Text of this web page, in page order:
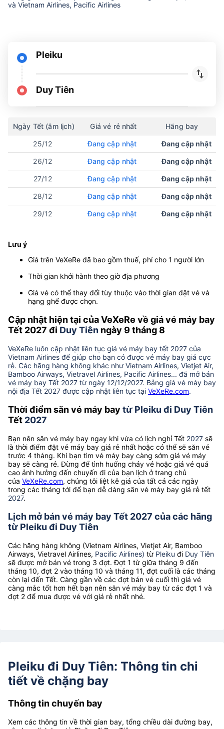
và Vietnam Airlines, Pacific Airlines
Pleiku
Duy Tiên
Ngày Tết (âm lịch) Giá vé rẻ nhất Hãng bay
25/12 Đang cập nhật Đang cập nhật
26/12 Đang cập nhật Đang cập nhật
27/12 Đang cập nhật Đang cập nhật
28/12 Đang cập nhật Đang cập nhật
29/12 Đang cập nhật Đang cập nhật
Lưu ý
Giá trên VeXeRe đã bao gồm thuế, phí cho 1 người lớn
Thời gian khởi hành theo giờ địa phương
Giá vé có thể thay đổi tùy thuộc vào thời gian đặt vé và
hạng ghế được chọn.
Cập nhật hiện tại của VeXeRe về giá vé máy bay
Tết 2027 đi Duy Tiên ngày 9 tháng 8
VeXeRe luôn cập nhật liên tục giá vé máy bay tết 2027 của
Vietnam Airlines để giúp cho bạn có được vé máy bay giá cực
rẻ. Các hãng hàng không khác như Vietnam Airlines, Vietjet Air,
Bamboo Airways, Vietravel Airlines, Pacific Airlines... đã mở bán
vé máy bay Tết 2027 từ ngày 12/12/2027. Bảng giá vé máy bay
nội địa Tết 2027 được cập nhật liên tục tại VeXeRe.com.
Thời điểm săn vé máy bay từ Pleiku đi Duy Tiên
Tết 2027
Bạn nên săn vé máy bay ngay khi vừa có lịch nghỉ Tết 2027 sẽ
là thời điểm đặt vé máy bay giá rẻ nhất hoặc có thể sẽ săn vé
trước 4 tháng. Khi bạn tìm vé máy bay càng sớm giá vé máy
bay sẽ càng rẻ. Đừng để tình huống cháy vé hoặc giá vé quá
cao ảnh hưởng đến chuyến đi của bạn lịch ở trang chủ
của VeXeRe.com, chúng tôi liệt kê giá của tất cả các ngày
trong các tháng tới để bạn dễ dàng săn vé máy bay giá rẻ tết
2027.
Lịch mở bán vé máy bay Tết 2027 của các hãng
từ Pleiku đi Duy Tiên
Các hãng hàng không (Vietnam Airlines, Vietjet Air, Bamboo
Airways, Vietravel Airlines, Pacific Airlines) từ Pleiku đi Duy Tiên
sẽ được mở bán vé trong 3 đợt. Đợt 1 từ giữa tháng 9 đến
tháng 10, đợt 2 vào tháng 10 và tháng 11, đợt cuối là các tháng
còn lại đến Tết. Càng gần về các đợt bán vé cuối thì giá vé
càng mắc tốt hơn hết bạn nên săn vé máy bay từ các đợt 1 và
đợt 2 để mua được vé với giá rẻ nhất nhé.
Pleiku đi Duy Tiên: Thông tin chi
tiết về chặng bay
Thông tin chuyến bay
Xem các thông tin về thời gian bay, tổng chiều dài đường bay,